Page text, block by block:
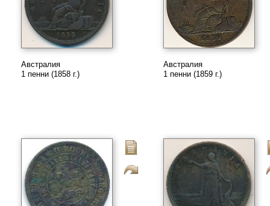
Австралия
1 пенни (1858 г.)
Австралия
1 пенни (1859 г.)